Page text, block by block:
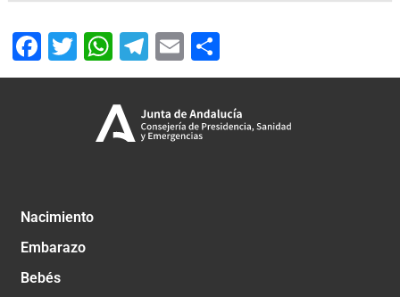
Facebook
Twitter
WhatsApp
Telegram
Email
Nacimiento
Embarazo
Bebés